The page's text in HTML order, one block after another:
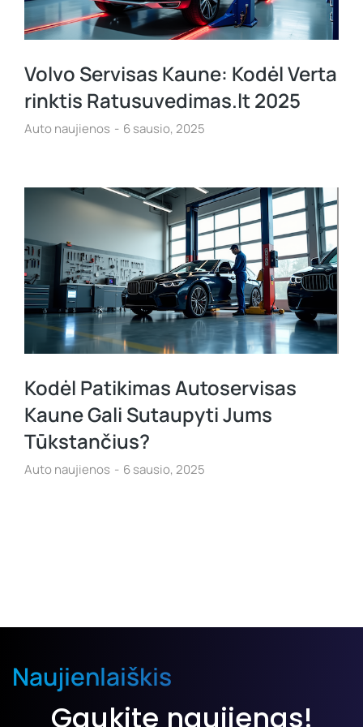
Volvo Servisas Kaune: Kodėl Verta
rinktis Ratusuvedimas.lt 2025
Auto naujienos 6 sausio, 2025
Kodėl Patikimas Autoservisas
Kaune Gali Sutaupyti Jums
Tūkstančius?
Auto naujienos 6 sausio, 2025
Naujienlaiškis
Gaukite naujienas!